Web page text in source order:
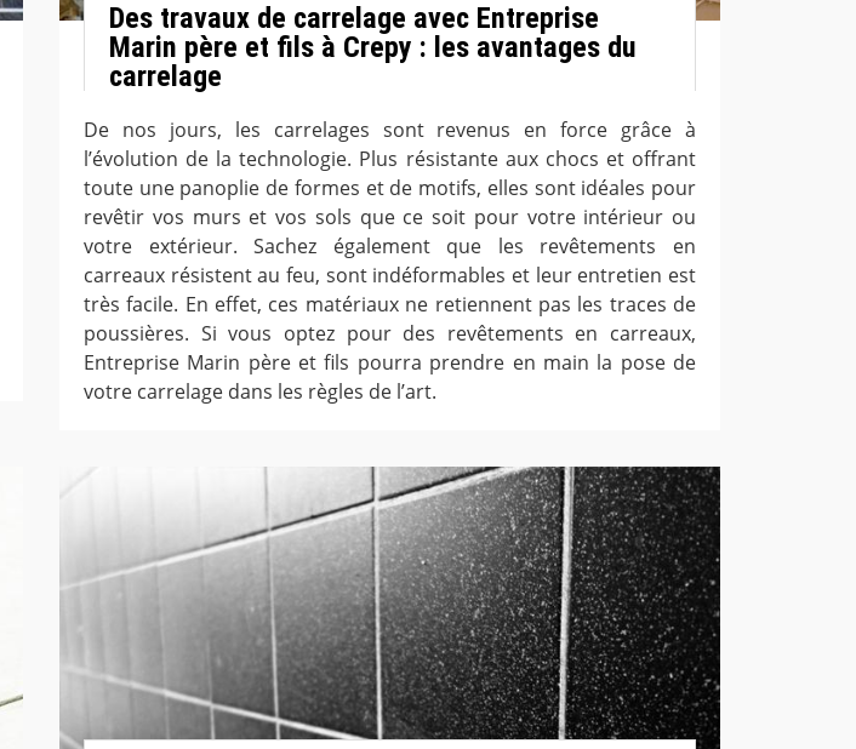
Des travaux de carrelage avec Entreprise
Marin père et fils à Crepy : les avantages du
carrelage
De nos jours, les carrelages sont revenus en force grâce à
l’évolution de la technologie. Plus résistante aux chocs et offrant
toute une panoplie de formes et de motifs, elles sont idéales pour
revêtir vos murs et vos sols que ce soit pour votre intérieur ou
votre extérieur. Sachez également que les revêtements en
carreaux résistent au feu, sont indéformables et leur entretien est
très facile. En effet, ces matériaux ne retiennent pas les traces de
poussières. Si vous optez pour des revêtements en carreaux,
Entreprise Marin père et fils pourra prendre en main la pose de
votre carrelage dans les règles de l’art.